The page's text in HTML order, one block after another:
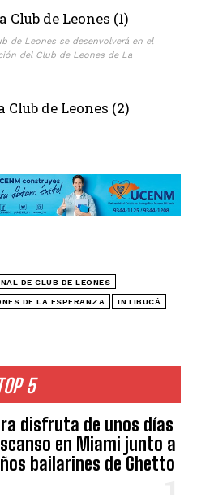
5
disfruta de unos días
en Miami junto a
bailarines de Ghetto
de Leones se desenvolverá en el
del Club de Leones de La
DE CLUB DE LEONES
DE LA ESPERANZA INTIBUCÁ